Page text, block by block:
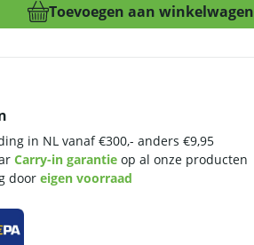
Toevoegen aan winkelwagen
in NL vanaf €300,- anders €9,95
Carry-in garantie op al onze producten
door eigen voorraad